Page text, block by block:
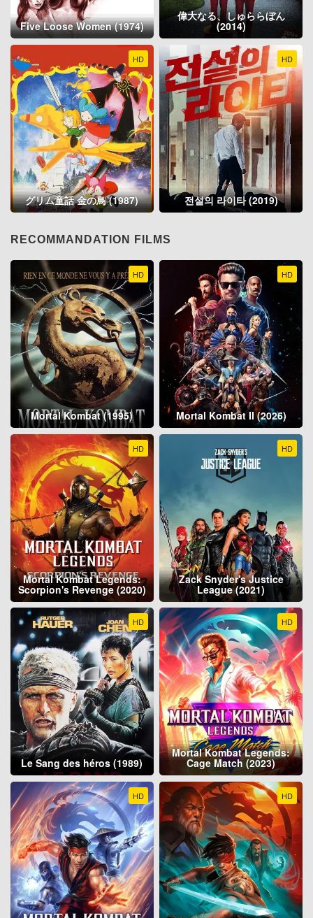
Five Loose Women (1974)
偉大なる、しゅららぼん
(2014)
HD
グリム童話 金の鳥 (1987)
HD
전설의 라이타 (2019)
RECOMMANDATION FILMS
HD
Mortal Kombat (1995)
HD
Mortal Kombat II (2026)
HD
Mortal Kombat Legends:
Scorpion's Revenge (2020)
HD
Zack Snyder's Justice
League (2021)
HD
Le Sang des héros (1989)
HD
Mortal Kombat Legends:
Cage Match (2023)
HD HD